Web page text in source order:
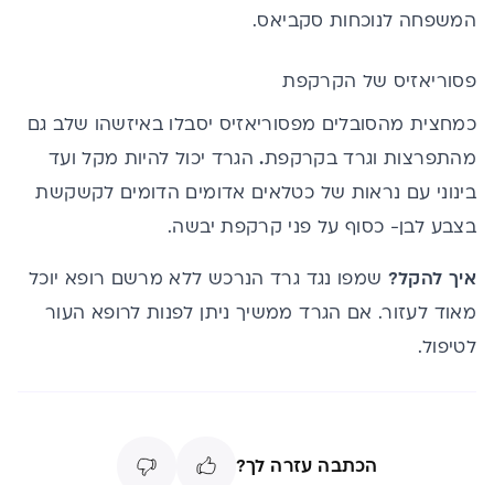
המשפחה לנוכחות סקביאס.
פסוריאזיס של הקרקפת
כמחצית מהסובלים מפסוריאזיס יסבלו באיזשהו שלב גם
מהתפרצות וגרד בקרקפת. הגרד יכול להיות מקל ועד
בינוני עם נראות של כטלאים אדומים הדומים לקשקשת
בצבע לבן- כסוף על פני קרקפת יבשה.
איך להקל? שמפו נגד גרד הנרכש ללא מרשם רופא יוכל
מאוד לעזור. אם הגרד ממשיך ניתן לפנות לרופא העור
לטיפול.
הכתבה עזרה לך?